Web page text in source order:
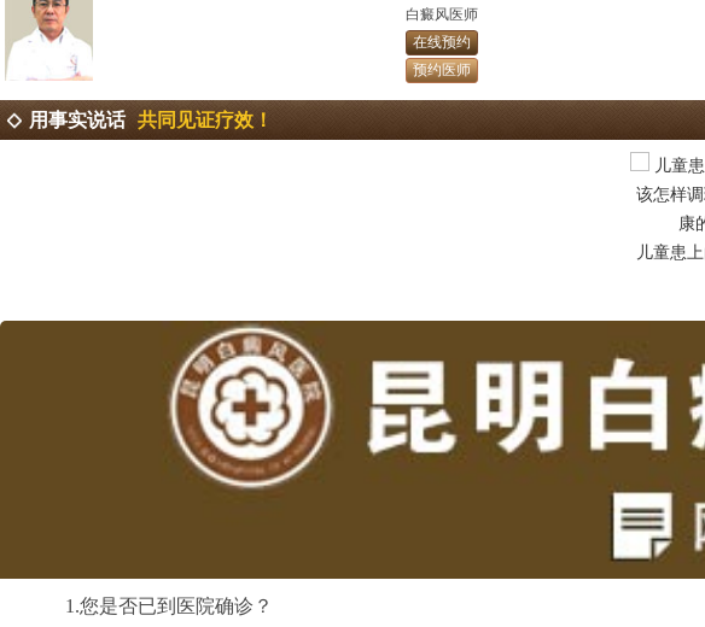
白癜风医师
在线预约
预约医师
用事实说话 共同见证疗效！
儿童患
1.您是否已到医院确诊？